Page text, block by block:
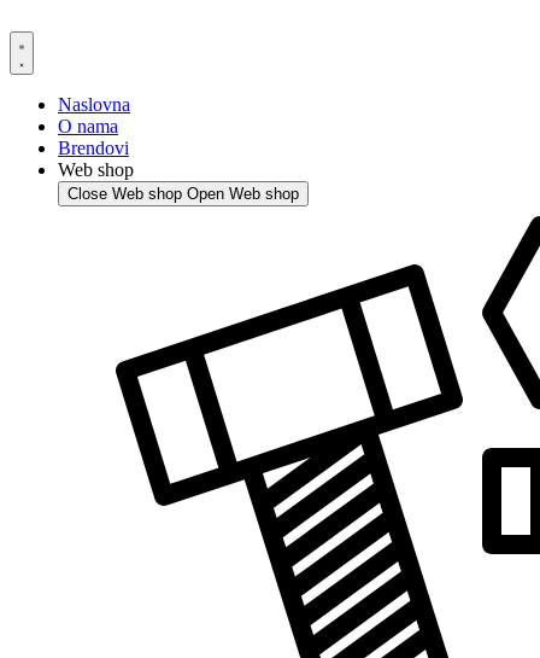
to
content
Naslovna
O nama
Brendovi
Web shop
Close Web shop Open Web shop